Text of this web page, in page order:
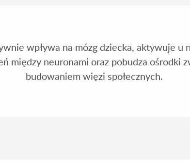
wpływa na mózg dziecka, aktywuje u
między neuronami oraz pobudza ośrodki
budowaniem więzi społecznych.